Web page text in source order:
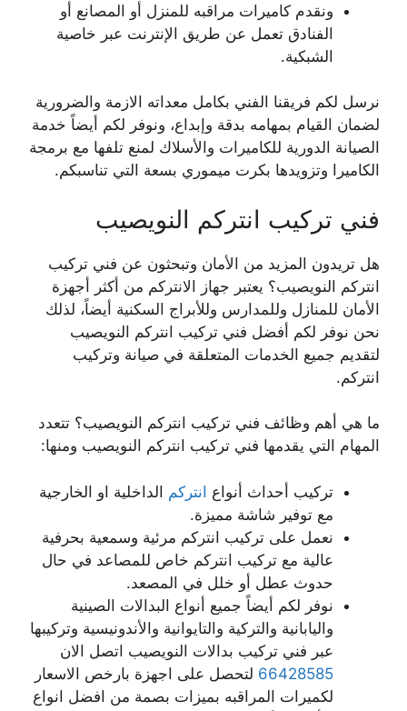
ونقدم كاميرات مراقبه للمنزل أو المصانع أو
الفنادق تعمل عن طريق الإنترنت عبر خاصية
الشبكية.
نرسل لكم فريقنا الفني بكامل معداته الازمة والضرورية
لضمان القيام بمهامه بدقة وإبداع، ونوفر لكم أيضاً خدمة
الصيانة الدورية للكاميرات والأسلاك لمنع تلفها مع برمجة
الكاميرا وتزويدها بكرت ميموري بسعة التي تناسبكم.
فني تركيب انتركم النويصيب
هل تريدون المزيد من الأمان وتبحثون عن فني تركيب
انتركم النويصيب؟ يعتبر جهاز الانتركم من أكثر أجهزة
الأمان للمنازل وللمدارس وللأبراج السكنية أيضاً، لذلك
نحن نوفر لكم أفضل فني تركيب انتركم النويصيب
لتقديم جميع الخدمات المتعلقة في صيانة وتركيب
انتركم.
ما هي أهم وظائف فني تركيب انتركم النويصيب؟ تتعدد
المهام التي يقدمها فني تركيب انتركم النويصيب ومنها:
تركيب أحداث أنواع انتركم الداخلية او الخارجية
مع توفير شاشة مميزة.
نعمل على تركيب انتركم مرئية وسمعية بحرفية
عالية مع تركيب انتركم خاص للمصاعد في حال
حدوث عطل أو خلل في المصعد.
نوفر لكم أيضاً جميع أنواع البدالات الصينية
واليابانية والتركية والتايوانية والأندونيسية وتركيبها
عبر فني تركيب بدالات النويصيب اتصل الان
66428585 لتحصل على اجهزة بارخص الاسعار
لكميرات المراقبه بميزات بصمة من افضل انواع